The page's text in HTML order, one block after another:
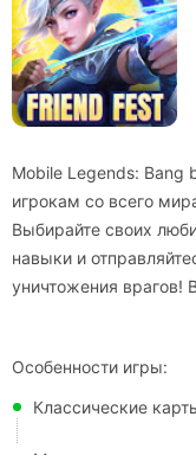
Mobile Legends: Bang
игрокам со всего
Выбирайте своих
навыки и
уничтожения
Особенности игры:
Классические